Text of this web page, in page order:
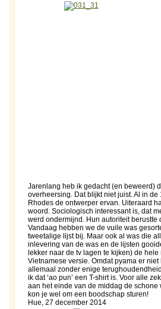
Jarenlang heb ik gedacht (en beweerd)
overheersing. Dat blijkt niet juist. Al in
Rhodes de ontwerper ervan. Uiteraard
woord. Sociologisch interessant is, dat
werd ondermijnd. Hun autoriteit
Vandaag hebben we de vuile was
tweetalige lijst bij. Maar ook al was die
inlevering van de was en de lijsten
lekker naar de tv lagen te kijken) de
Vietnamese versie. Omdat pyama er niet
allemaal zonder enige
ik dat ‘ao pun’ een T-shirt is. Voor alle
aan het einde van de middag de
kon je wel om een boodschap sturen!
Hue, 27 december 2014